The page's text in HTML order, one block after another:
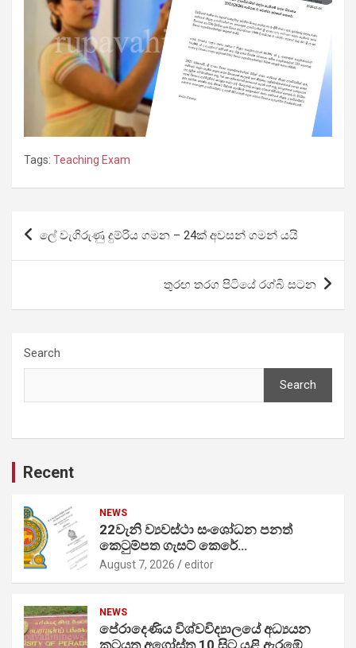
Tags: Teaching Exam
Post
navigation
ලේ වැගිරුණු දුම්රිය ගමන – 24ක් අවසන් ගමන් යයි
තුරඟ තරග පිටියේ රග්බි සටන
Search
Search
Recent
NEWS
22වැනි ව්‍යවස්ථා සංශෝධන පනත්
කෙටුම්පත ගැසට් කෙරේ…
August 7, 2026 editor
NEWS
පේරාදෙණිය විශ්වවිද්‍යාලයේ අධ්‍යයන
කටයුතු අගෝස්තු 10 සිට යළි ඇරඹේ